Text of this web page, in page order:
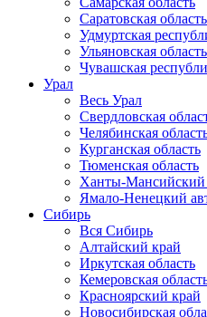
Саратовская область
Удмуртская
Ульяновская область
Чувашская
Урал
Весь Урал
Свердловская
Челябинская
Курганская область
Тюменская область
Ханты-Мансийский
Ямало-Ненецкий
Сибирь
Вся Сибирь
Алтайский край
Иркутская область
Кемеровская
Красноярский край
Новосибирская